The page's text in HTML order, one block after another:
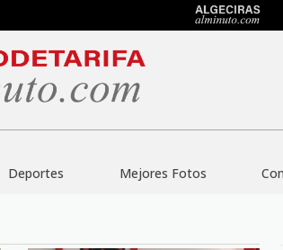
Deportes Mejores Fotos